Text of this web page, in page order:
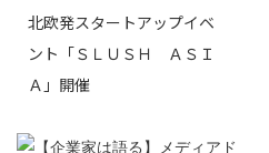
北欧発スタートアップイベ
ント「ＳＬＵＳＨ ＡＳＩ
Ａ」開催